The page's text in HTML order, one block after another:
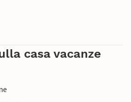
casa vacanze